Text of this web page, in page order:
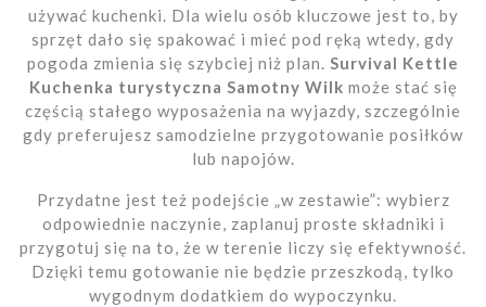
używać kuchenki. Dla wielu osób kluczowe jest to, by
sprzęt dało się spakować i mieć pod ręką wtedy, gdy
pogoda zmienia się szybciej niż plan. Survival Kettle
Kuchenka turystyczna Samotny Wilk może stać się
częścią stałego wyposażenia na wyjazdy, szczególnie
gdy preferujesz samodzielne przygotowanie posiłków
lub napojów.
Przydatne jest też podejście „w zestawie”: wybierz
odpowiednie naczynie, zaplanuj proste składniki i
przygotuj się na to, że w terenie liczy się efektywność.
Dzięki temu gotowanie nie będzie przeszkodą, tylko
wygodnym dodatkiem do wypoczynku.